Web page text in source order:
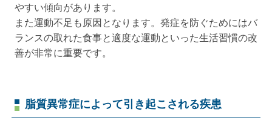
やすい傾向があります。
また運動不足も原因となります。発症を防ぐためにはバ
ランスの取れた食事と適度な運動といった生活習慣の改
善が非常に重要です。
脂質異常症によって引き起こされる疾患